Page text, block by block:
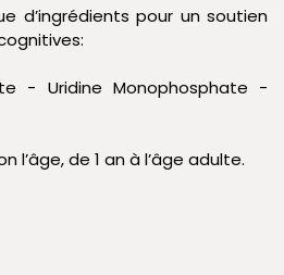
d’ingrédients pour un soutien
- Uridine Monophosphate -
l’âge, de 1 an à l’âge adulte.